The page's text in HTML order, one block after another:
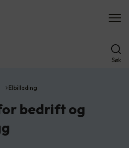
Søk
Elbillading
bedrift og